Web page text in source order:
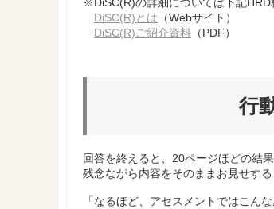
DiSC(R)とは （Webサイト）
DiSC(R)ご紹介資料 （PDF）
行
回答を終えると、20ページほどの結
残念ながら内容をそのままお見せす
「なるほど、アセスメントではこん